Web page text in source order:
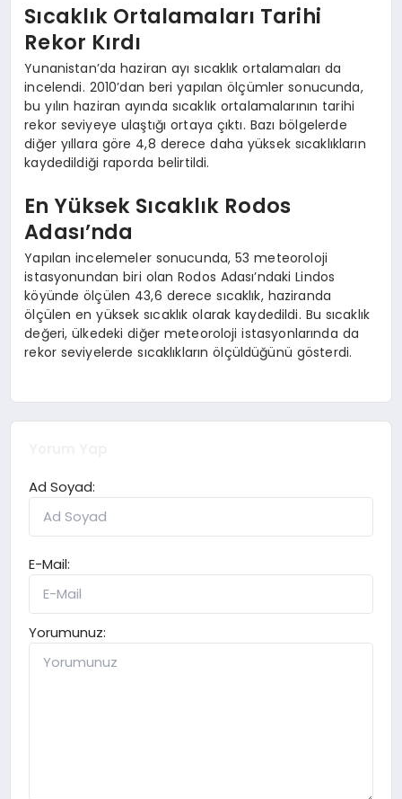
DIĞER
Sıcaklık Ortalamaları Tarihi
Rekor Kırdı
Yunanistan’da haziran ayı sıcaklık ortalamaları da
incelendi. 2010’dan beri yapılan ölçümler sonucunda,
bu yılın haziran ayında sıcaklık ortalamalarının tarihi
rekor seviyeye ulaştığı ortaya çıktı. Bazı bölgelerde
diğer yıllara göre 4,8 derece daha yüksek sıcaklıkların
kaydedildiği raporda belirtildi.
En Yüksek Sıcaklık Rodos
Adası’nda
Yapılan incelemeler sonucunda, 53 meteoroloji
istasyonundan biri olan Rodos Adası’ndaki Lindos
köyünde ölçülen 43,6 derece sıcaklık, haziranda
ölçülen en yüksek sıcaklık olarak kaydedildi. Bu sıcaklık
değeri, ülkedeki diğer meteoroloji istasyonlarında da
rekor seviyelerde sıcaklıkların ölçüldüğünü gösterdi.
Ad Soyad:
E-Mail:
Yorumunuz: